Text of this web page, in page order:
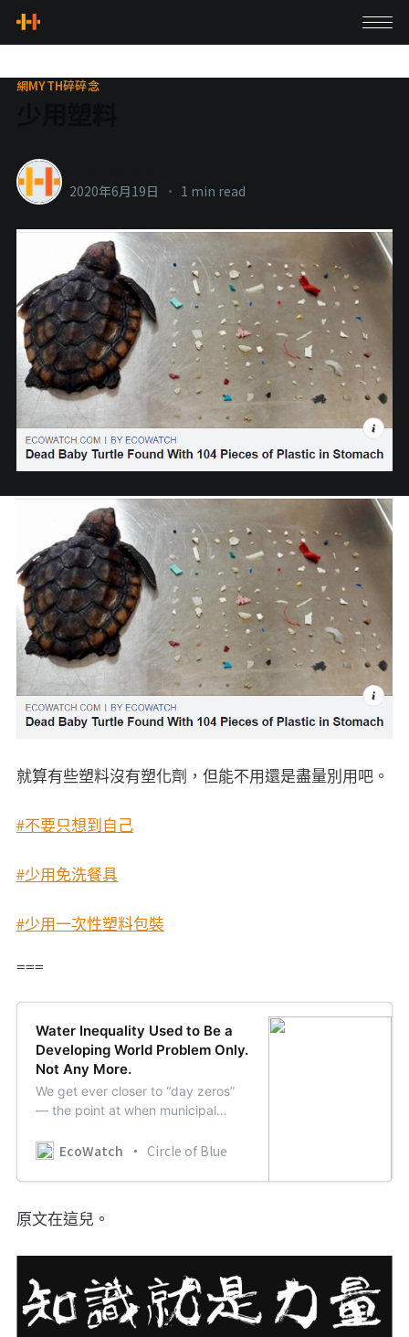
網MYTH碎碎念
2020年6月19日 • 1 min read
就算有些塑料沒有塑化劑，但能不用還是盡量別用吧。
#不要只想到自己
#少用免洗餐具
#少用一次性塑料包裝
===
Water Inequality Used to Be a
Developing World Problem Only.
Not Any More.
We get ever closer to “day zeros”
— the point at when municipal
and tragedies such as Flint.
EcoWatch Circle of Blue
原文在這兒。